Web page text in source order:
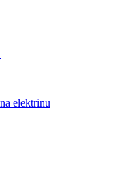
elektrinu